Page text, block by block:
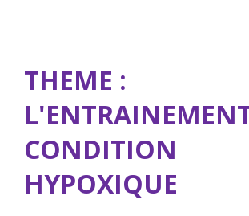
THEME :
CONDITION
HYPOXIQUE